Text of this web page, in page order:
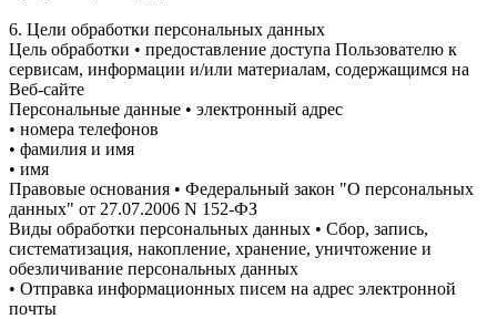
6. Цели обработки персональных данных
Цель обработки • предоставление доступа Пользователю к
сервисам, информации и/или материалам, содержащимся на
Веб-сайте
Персональные данные • электронный адрес
• номера телефонов
• фамилия и имя
• имя
Правовые основания • Федеральный закон "О персональных
данных" от 27.07.2006 N 152-ФЗ
Виды обработки персональных данных • Сбор, запись,
систематизация, накопление, хранение, уничтожение и
обезличивание персональных данных
• Отправка информационных писем на адрес электронной
почты